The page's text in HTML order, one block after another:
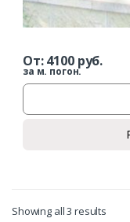
Ваше имя*
Ваш телефон*
Комментарий
От:4100руб.
за м. погон.
Showing all 3 results